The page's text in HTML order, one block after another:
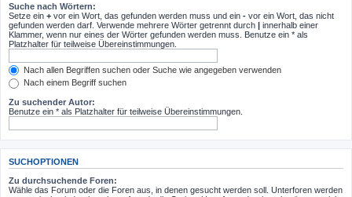
Suche nach Wörtern:
Setze ein + vor ein Wort, das gefunden werden muss und ein - vor ein Wort, das nicht
gefunden werden darf. Verwende mehrere Wörter getrennt durch | innerhalb einer
Klammer, wenn nur eines der Wörter gefunden werden muss. Benutze ein * als
Platzhalter für teilweise Übereinstimmungen.
Nach allen Begriffen suchen oder Suche wie angegeben verwenden
Nach einem Begriff suchen
Zu suchender Autor:
Benutze ein * als Platzhalter für teilweise Übereinstimmungen.
SUCHOPTIONEN
Zu durchsuchende Foren:
Wähle das Forum oder die Foren aus, in denen gesucht werden soll. Unterforen werden